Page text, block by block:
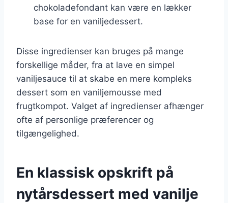
chokoladefondant kan være en lækker
base for en vaniljedessert.
Disse ingredienser kan bruges på mange
forskellige måder, fra at lave en simpel
vaniljesauce til at skabe en mere kompleks
dessert som en vaniljemousse med
frugtkompot. Valget af ingredienser afhænger
ofte af personlige præferencer og
tilgængelighed.
En klassisk opskrift på
nytårsdessert med vanilje